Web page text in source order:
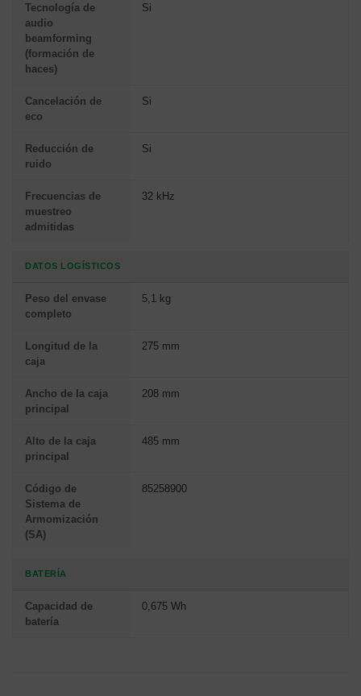
Tecnología de
audio
beamforming
(formación de
haces)
Si
Cancelación de
eco
Si
Reducción de
ruido
Si
Frecuencias de
muestreo
admitidas
32 kHz
DATOS LOGÍSTICOS
Peso del envase
completo
5,1 kg
Longitud de la
caja
275 mm
Ancho de la caja
principal
208 mm
Alto de la caja
principal
485 mm
Código de
Sistema de
Armomización
(SA)
85258900
BATERÍA
Capacidad de
batería
0,675 Wh